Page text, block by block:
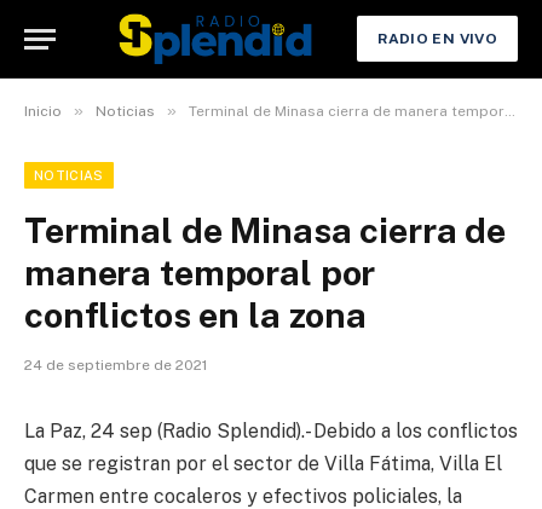
RADIO EN VIVO
Inicio » Noticias » Terminal de Minasa cierra de manera temporal por conflictos en la zona
NOTICIAS
Terminal de Minasa cierra de
manera temporal por
conflictos en la zona
24 de septiembre de 2021
La Paz, 24 sep (Radio Splendid).- Debido a los conflictos
que se registran por el sector de Villa Fátima, Villa El
Carmen entre cocaleros y efectivos policiales, la